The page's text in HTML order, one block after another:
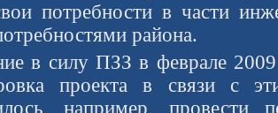
потребности в части
района.
в силу ПЗЗ в феврале 2009
проекта в связи с
например, провести